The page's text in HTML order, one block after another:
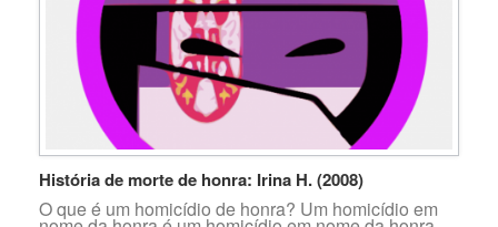
História de morte de honra: Irina H. (2008)
O que é um homicídio de honra? Um homicídio em